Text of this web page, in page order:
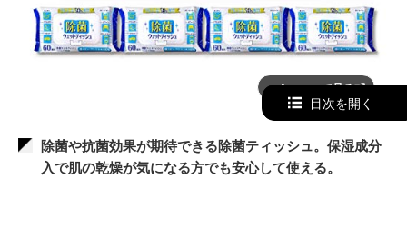
Amazonで見る
除菌や抗菌効果が期待できる除菌ティッシュ。保湿成分
入で肌の乾燥が気になる方でも安心して使える。
目次を開く